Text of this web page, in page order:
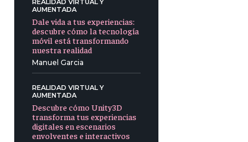
REALIDAD VIRTUAL Y
AUMENTADA
Dale vida a tus experiencias:
descubre cómo la tecnología
móvil está transformando
nuestra realidad
Manuel Garcia
REALIDAD VIRTUAL Y
AUMENTADA
Descubre cómo Unity3D
transforma tus experiencias
digitales en escenarios
envolventes e interactivos